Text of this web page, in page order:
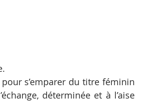
s’emparer du titre féminin
déterminée et à l’aise